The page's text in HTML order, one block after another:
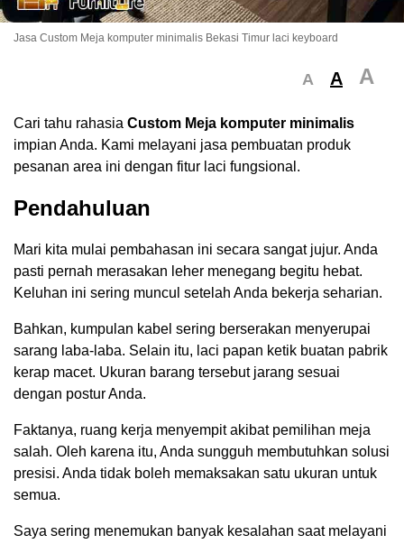
Jasa Custom Meja komputer minimalis Bekasi Timur laci keyboard
A A A
Cari tahu rahasia Custom Meja komputer minimalis
impian Anda. Kami melayani jasa pembuatan produk
pesanan area ini dengan fitur laci fungsional.
Pendahuluan
Mari kita mulai pembahasan ini secara sangat jujur. Anda
pasti pernah merasakan leher menegang begitu hebat.
Keluhan ini sering muncul setelah Anda bekerja seharian.
Bahkan, kumpulan kabel sering berserakan menyerupai
sarang laba-laba. Selain itu, laci papan ketik buatan pabrik
kerap macet. Ukuran barang tersebut jarang sesuai
dengan postur Anda.
Faktanya, ruang kerja menyempit akibat pemilihan meja
salah. Oleh karena itu, Anda sungguh membutuhkan solusi
presisi. Anda tidak boleh memaksakan satu ukuran untuk
semua.
Saya sering menemukan banyak kesalahan saat melayani